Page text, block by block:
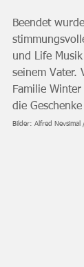
Beendet
und Life
seinem Vater.
Familie
die
Bilder: Alfred Nevsimal